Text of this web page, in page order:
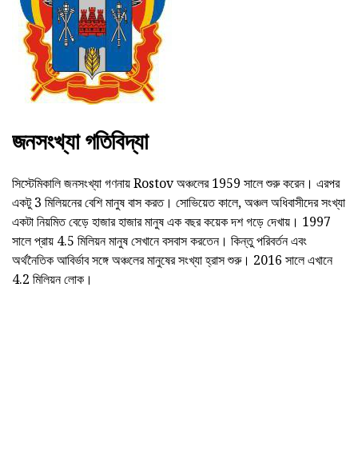
জনসংখ্যা গতিবিদ্যা
সিস্টেমিকালি জনসংখ্যা গণনায় Rostov অঞ্চলের 1959 সালে শুরু করেন। এরপর
একটু 3 মিলিয়নের বেশি মানুষ বাস করত। সোভিয়েত কালে, অঞ্চল অধিবাসীদের সংখ্যা
একটা নিয়মিত বেড়ে হাজার হাজার মানুষ এক বছর কয়েক দশ গড়ে দেখায়। 1997
সালে প্রায় 4.5 মিলিয়ন মানুষ সেখানে বসবাস করতেন। কিন্তু পরিবর্তন এবং
অর্থনৈতিক আবির্ভাব সঙ্গে অঞ্চলের মানুষের সংখ্যা হ্রাস শুরু। 2016 সালে এখানে
4.2 মিলিয়ন লোক।